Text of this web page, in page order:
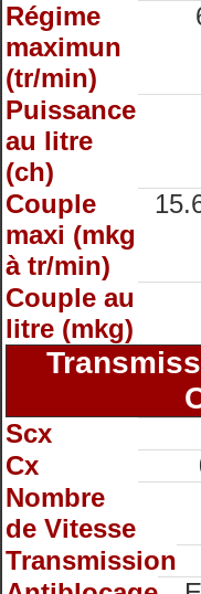
Régime
maximun
(tr/min)
Puissance
au litre
(ch)
Couple
maxi (mkg
à tr/min)
Couple au
litre (mkg)
Scx
Cx
Nombre
de Vitesse
Transmission